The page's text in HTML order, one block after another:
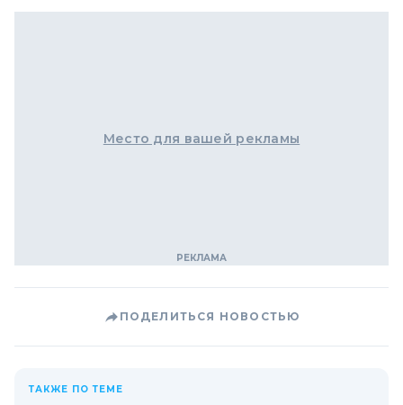
Место для вашей рекламы
ПОДЕЛИТЬСЯ НОВОСТЬЮ
ТАКЖЕ ПО ТЕМЕ